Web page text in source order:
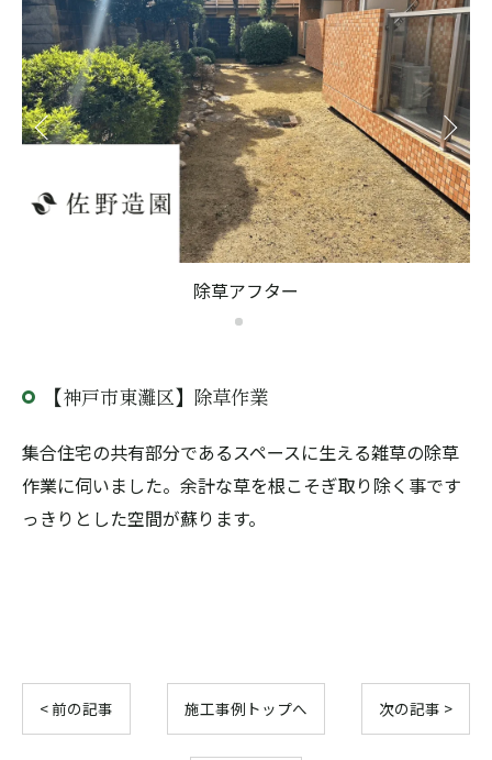
除草アフター
【神戸市東灘区】除草作業
集合住宅の共有部分であるスペースに生える雑草の除草
作業に伺いました。余計な草を根こそぎ取り除く事です
っきりとした空間が蘇ります。
< 前の記事 施工事例トップへ 次の記事 >